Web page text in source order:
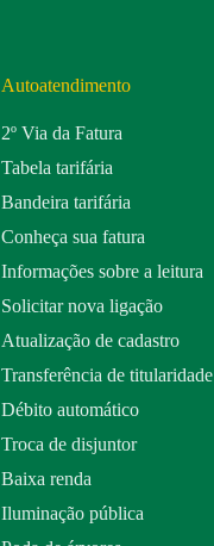
Autoatendimento
2º Via da Fatura
Tabela tarifária
Bandeira tarifária
Conheça sua fatura
Informações sobre a leitura
Solicitar nova ligação
Atualização de cadastro
Transferência de titularidade
Débito automático
Troca de disjuntor
Baixa renda
Iluminação pública